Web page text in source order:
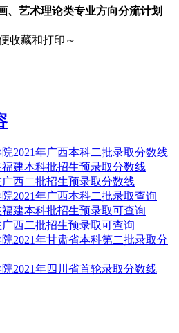
、艺术理论类专业方向分流计划
收藏和打印～
2021年广西本科二批录取分数线
建本科批招生预录取分数线
西二批招生预录取分数线
2021年广西本科二批录取查询
建本科批招生预录取可查询
西二批招生预录取可查询
2021年甘肃省本科第二批录取分
2021年四川省首轮录取分数线